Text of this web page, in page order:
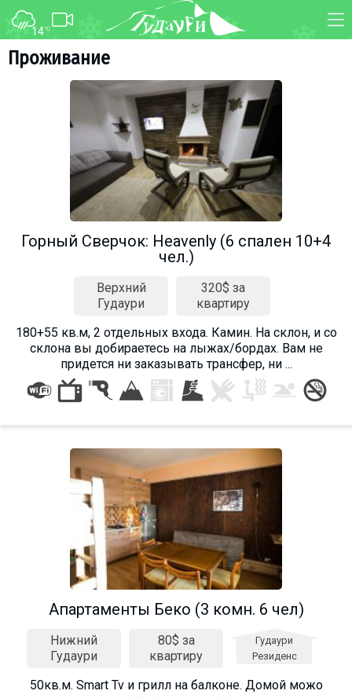
14°C
Проживание
Горный Сверчок: Heavenly (6 спален 10+4
чел.)
Верхний
Гудаури
320$ за
квартиру
180+55 кв.м, 2 отдельных входа. Камин. На склон, и со
склона вы добираетесь на лыжах/бордах. Вам не
придется ни заказывать трансфер, ни ...
Апартаменты Беко (3 комн. 6 чел)
Нижний
Гудаури
80$ за
квартиру
Гудаури
Резиденс
50кв.м. Smart Tv и грилл на балконе. Домой можо
ФОРУМ
WEBCAM
ТРАНСФЕР
О курорте
Схема трасс
Ски-пасс
Инструкторы
Прокат
Ски-сервис
Дети в Гудаури
Календарь событий
Телеграм-канал
Гудаури
INFO
Квартиры
Коттеджи
Отели
Горячие предложения
Долгосрочная аренда
Казбеги
Другое
ГРУЗИЯ
О Грузии
Визы и Документы